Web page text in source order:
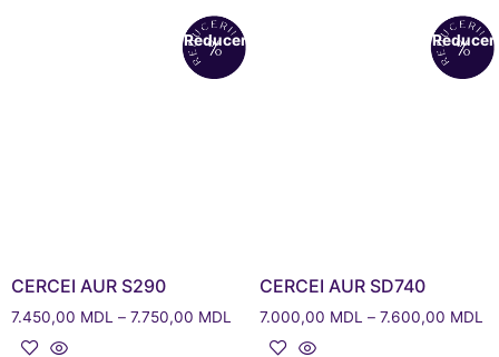
Reduceri!
CERCEI AUR S290
7.450,00 MDL – 7.750,00 MDL
CERCEI AUR SD740
7.000,00 MDL – 7.600,00 MDL